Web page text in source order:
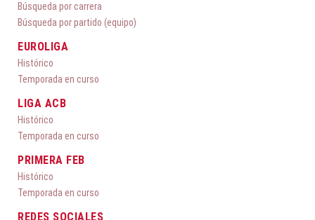
Búsqueda por carrera
Búsqueda por partido (equipo)
EUROLIGA
Histórico
Temporada en curso
LIGA ACB
Histórico
Temporada en curso
PRIMERA FEB
Histórico
Temporada en curso
REDES SOCIALES